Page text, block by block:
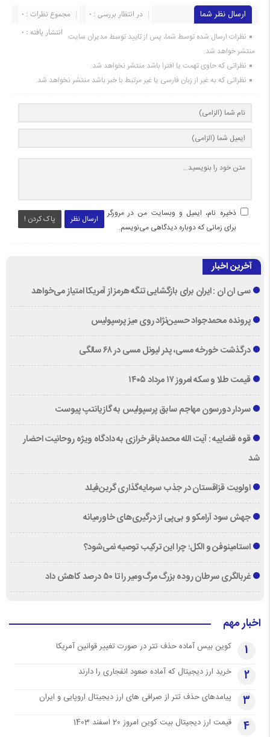
ارسال نظر شما مجموع نظرات : 0
در انتظار بررسی : 0
انتشار یافته : 0 نظرات ارسال شده توسط شما، پس از تایید توسط مدیران سایت
منتشر خواهد شد.
نظراتی که حاوی تهمت یا افترا باشد منتشر نخواهد شد.
نظراتی که به غیر از زبان فارسی یا غیر مرتبط با خبر باشد منتشر نخواهد شد.
ارسال نظر پاک کردن !
ذخیره نام، ایمیل و وبسایت من در مرورگر
برای زمانی که دوباره دیدگاهی می‌نویسم.
آخرین اخبار
سی ان ان : ایران برای بازگشایی تنگه هرمز از آمریکا امتیاز می‌خواهد
پرونده محمدجواد حسین‌نژاد روی میز پرسپولیس
درگذشت خورخه مسی، پدر لیونل مسی در ۶۸ سالگی
قیمت طلا و سکه امروز ۱۷ مرداد ۱۴۰۵
سردار دورسون مهاجم سابق پرسپولیس به گازیانتپ پیوست
قوه قضاییه : آیت الله محمدباقر خرازی به دادگاه ویژه روحانیت احضار
شد
اولویت قزاقستان در جذب سرمایه‌گذاری گرین‌فیلد
جهش سود آرامکو و بی‌پی از درگیری‌های خاورمیانه
استامینوفن و الکل؛ چرا این ترکیب توصیه نمی‌شود؟
غربالگری سرطان روده بزرگ مرگ‌ومیر را تا ۵۰ درصد کاهش داد
اخبار مهم
1 کوین بیس آماده حذف تتر در صورت تغییر قوانین آمریکا
2 خرید ارز دیجیتال که آماده صعود انفجاری را دارند
3 پیامدهای حذف تتر از صرافی های ارز دیجیتال اروپایی و ایران
4 قیمت ارز دیجیتال بیت کوین امروز 20 اسفند 1403